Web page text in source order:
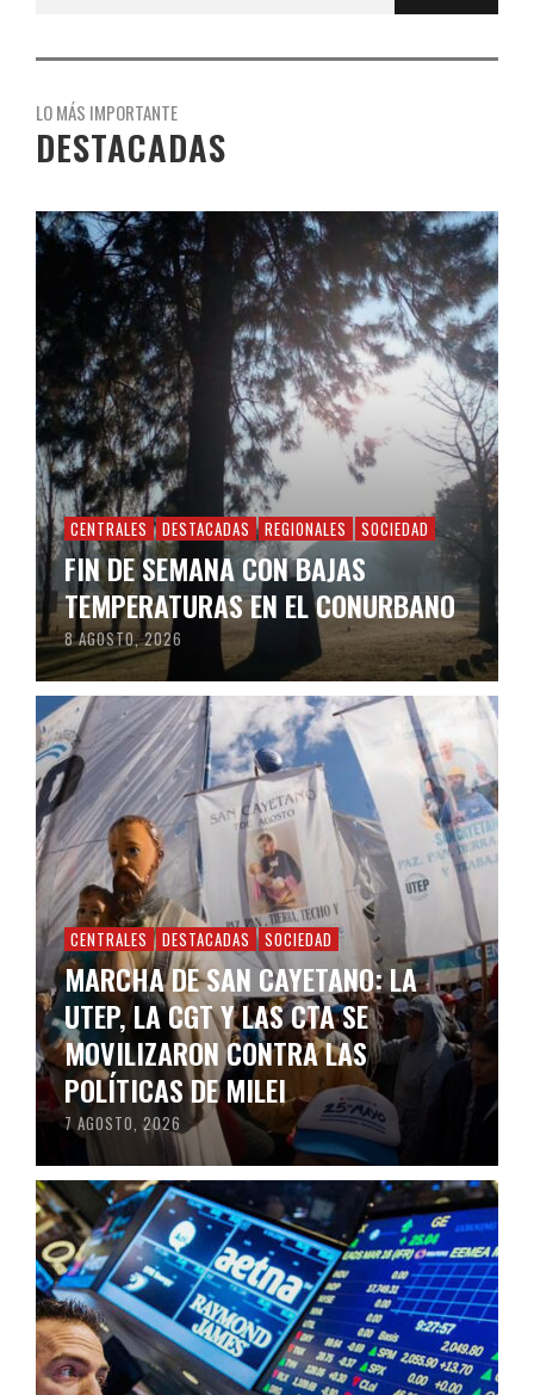
LO MÁS IMPORTANTE
DESTACADAS
CENTRALES DESTACADAS REGIONALES SOCIEDAD
FIN DE SEMANA CON BAJAS
TEMPERATURAS EN EL CONURBANO
8 AGOSTO, 2026
CENTRALES DESTACADAS SOCIEDAD
MARCHA DE SAN CAYETANO: LA
UTEP, LA CGT Y LAS CTA SE
MOVILIZARON CONTRA LAS
POLÍTICAS DE MILEI
7 AGOSTO, 2026